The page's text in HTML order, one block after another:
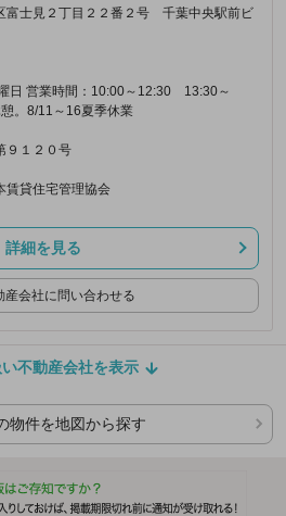
富士見２丁目２２番２号 千葉中央駅前ビ
日 営業時間：10:00～12:30 13:30～
。8/11～16夏季休業
９１２０号
賃貸住宅管理協会
詳細を見る
産会社に問い合わせる
不動産会社を表示
物件を地図から探す